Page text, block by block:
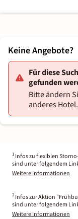
Keine Angebote?
Für diese
gefunden
Bitte ändern
anderes Hotel.
1 Infos zu flexiblen
sind unter folgendem
Weitere Informationen
2 Infos zur Aktion
sind unter folgendem
Weitere Informationen